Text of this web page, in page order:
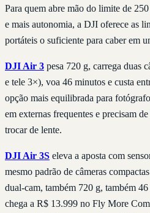
Para quem abre mão do limite de
e mais autonomia, a DJI oferece as
portáteis o suficiente para caber em
DJI Air 3 pesa 720 g, carrega duas
e tele 3×), voa 46 minutos e custa
opção mais equilibrada para
em externas frequentes e precisam
trocar de lente.
DJI Air 3S eleva a aposta com
mesmo padrão de câmeras
dual-cam, também 720 g, também
chega a R$ 13.999 no Fly More